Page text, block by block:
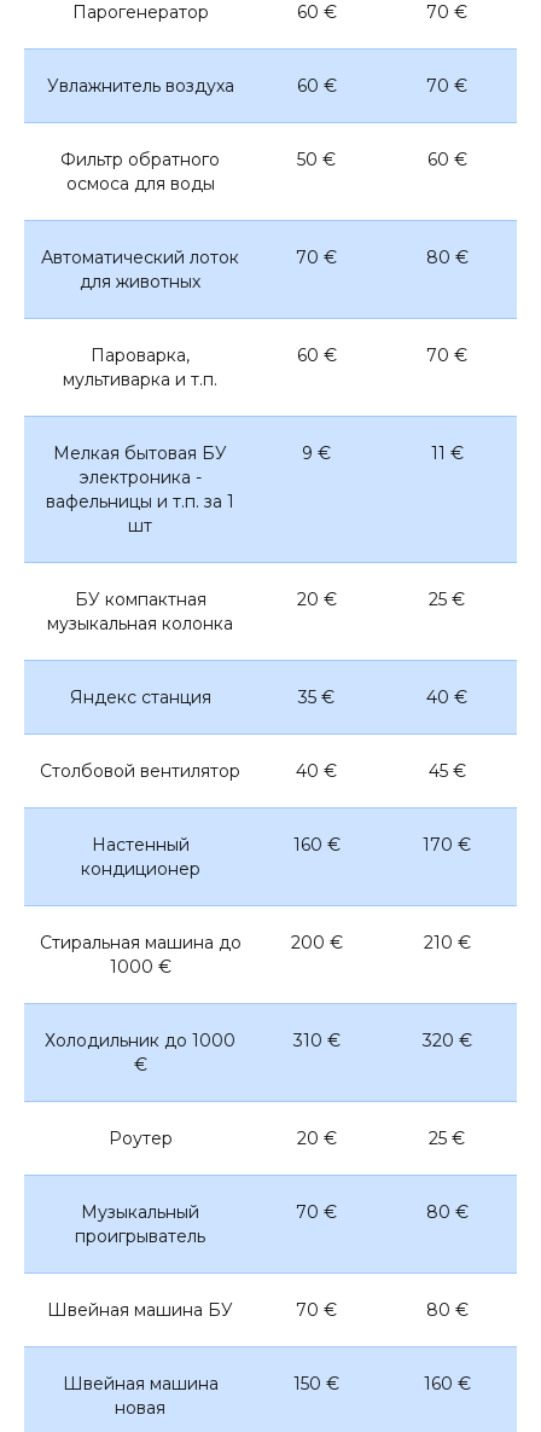
Парогенератор 60 € 70 €
Увлажнитель воздуха 60 € 70 €
Фильтр обратного
осмоса для воды
50 € 60 €
Автоматический лоток
для животных
70 € 80 €
Пароварка,
мультиварка и т.п.
60 € 70 €
Мелкая бытовая БУ
электроника -
вафельницы и т.п. за 1
шт
9 € 11 €
БУ компактная
музыкальная колонка
20 € 25 €
Яндекс станция 35 € 40 €
Столбовой вентилятор 40 € 45 €
Настенный
кондиционер
160 € 170 €
Стиральная машина до
1000 €
200 € 210 €
Холодильник до 1000
€
310 € 320 €
Роутер 20 € 25 €
Музыкальный
проигрыватель
70 € 80 €
Швейная машина БУ 70 € 80 €
Швейная машина
новая
150 € 160 €